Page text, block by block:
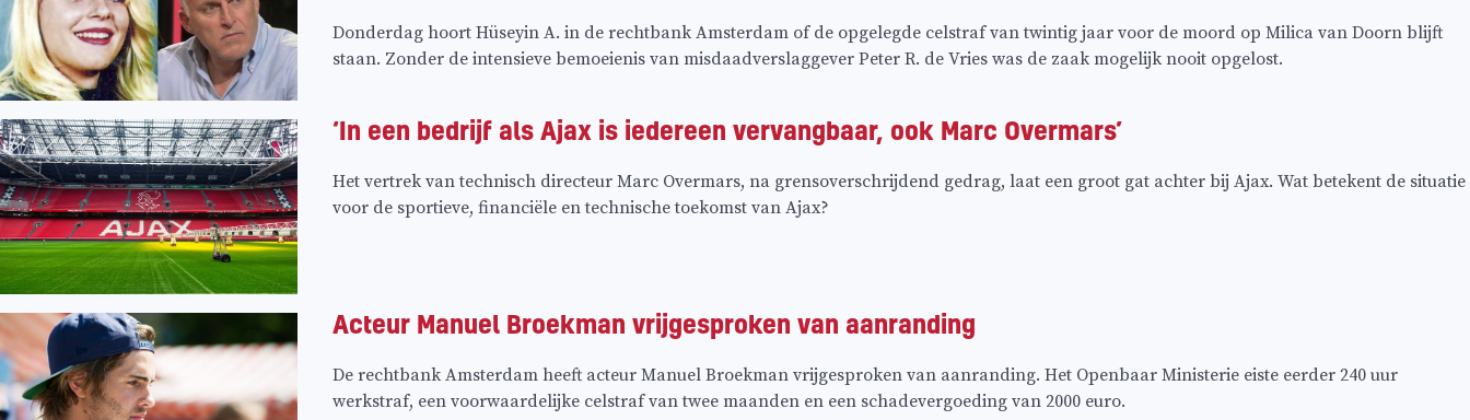
Donderdag hoort Hüseyin A. in de rechtbank Amsterdam of de opgelegde celstraf van twintig jaar voor de moord op Milica van Doorn blijft
staan. Zonder de intensieve bemoeienis van misdaadverslaggever Peter R. de Vries was de zaak mogelijk nooit opgelost.
‘In een bedrijf als Ajax is iedereen vervangbaar, ook Marc Overmars’
Het vertrek van technisch directeur Marc Overmars, na grensoverschrijdend gedrag, laat een groot gat achter bij Ajax. Wat betekent de situatie
voor de sportieve, financiële en technische toekomst van Ajax?
Acteur Manuel Broekman vrijgesproken van aanranding
De rechtbank Amsterdam heeft acteur Manuel Broekman vrijgesproken van aanranding. Het Openbaar Ministerie eiste eerder 240 uur
werkstraf, een voorwaardelijke celstraf van twee maanden en een schadevergoeding van 2000 euro.